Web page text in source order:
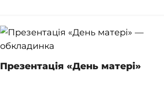
Презентація «День матері»